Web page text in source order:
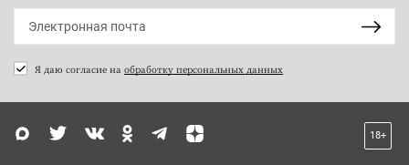
Я даю согласие на обработку персональных данных
18+